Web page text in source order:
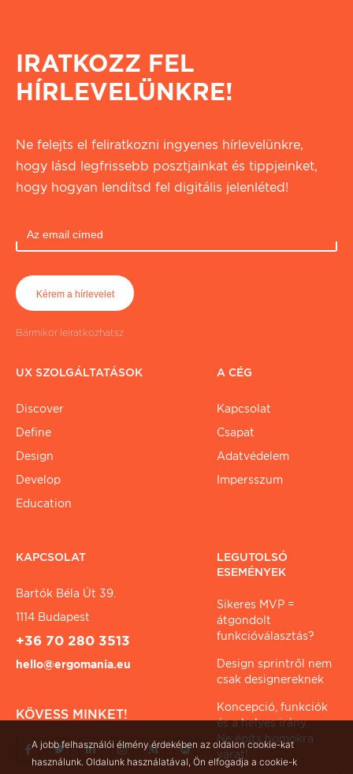
IRATKOZZ FEL
HÍRLEVELÜNKRE!
Ne felejts el feliratkozni ingyenes hírlevelünkre,
hogy lásd legfrissebb posztjainkat és tippjeinket,
hogy hogyan lendítsd fel digitális jelenléted!
Bármikor leiratkozhatsz
UX SZOLGÁLTATÁSOK
Discover
Define
Design
Develop
Education
A CÉG
Kapcsolat
Csapat
Adatvédelem
Impersszum
KAPCSOLAT
Bartók Béla Út 39.
1114 Budapest
+36 70 280 3513
hello@ergomania.eu
KÖVESS MINKET!
LEGUTOLSÓ
ESEMÉNYEK
Sikeres MVP =
átgondolt
funkcióválasztás?
Design sprintről nem
csak designereknek
Koncepció, funkciók
és a helyes irány
Ne építs homokra
várat!
A jobb felhasználói élmény érdekében az oldalon cookie-kat
használunk. Oldalunk használatával, Ön elfogadja a cookie-k